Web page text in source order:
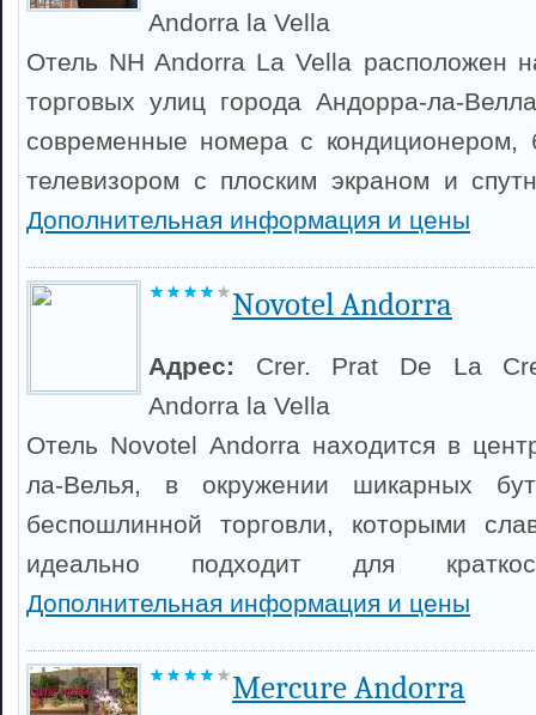
Andorra la Vella
Отель NH Andorra La Vella расположен
торговых улиц города Андорра-ла-
современные номера с кондиционером,
телевизором с плоским экраном и
Дополнительная информация и цены
Novotel Andorra
Адрес: Crer. Prat De La
Andorra la Vella
Отель Novotel Andorra находится в
ла-Велья, в окружении шикарных
беспошлинной торговли, которыми
идеально подходит для
Дополнительная информация и цены
Mercure Andorra